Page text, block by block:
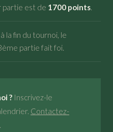
partie est de 1700 points.
la fin du tournoi, le
partie fait foi.
? Inscrivez-le
Contactez-